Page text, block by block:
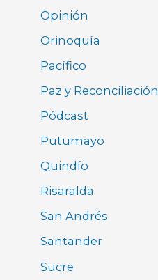
Opinión
Orinoquía
Pacífico
Paz y Reconciliación
Pódcast
Putumayo
Quindío
Risaralda
San Andrés
Santander
Sucre